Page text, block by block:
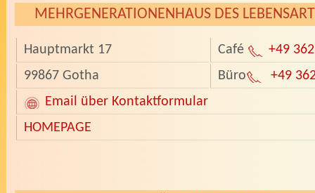
MEHRGENERATIONENHAUS DES
Hauptmarkt 17 Café
+49
99867 Gotha
Büro
+49
Email über Kontaktformular
HOMEPAGE